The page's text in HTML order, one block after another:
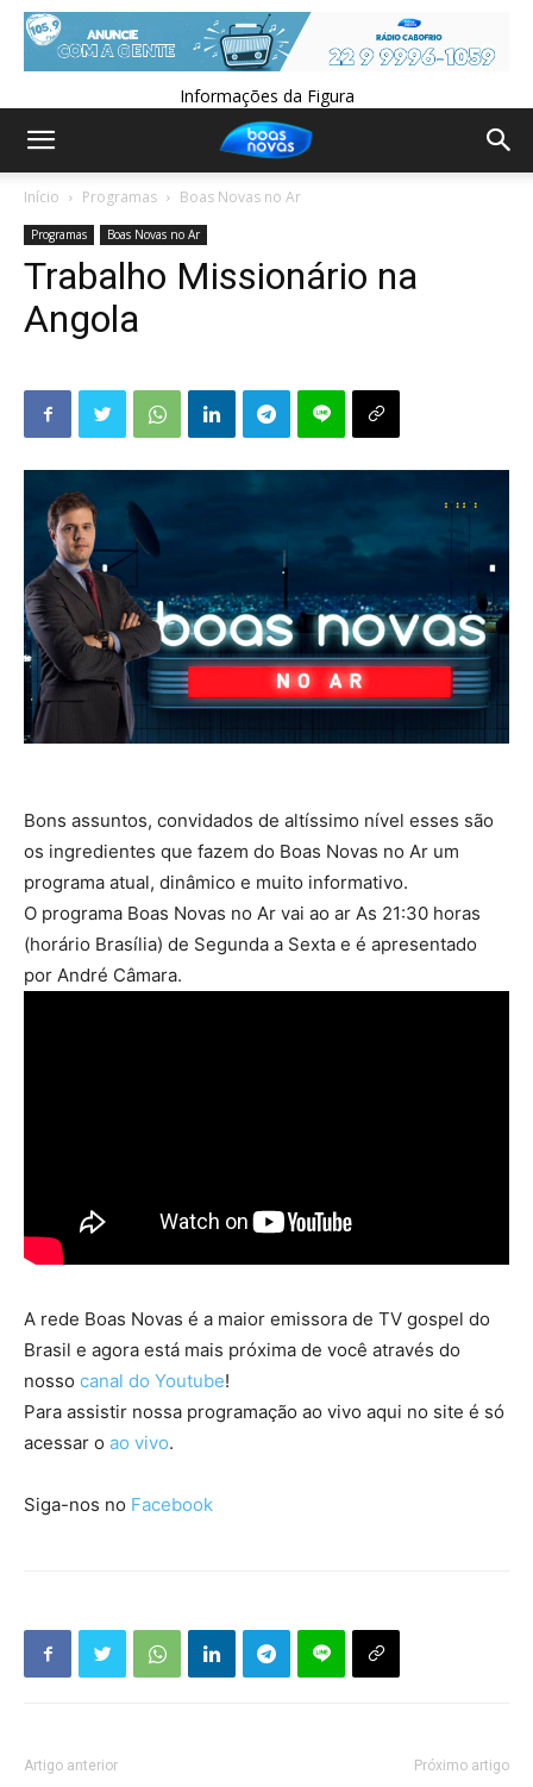
Informações da Figura
Início Programas Boas Novas no Ar
Programas Boas Novas no Ar
Trabalho Missionário na
Angola
Bons assuntos, convidados de altíssimo nível esses são
os ingredientes que fazem do Boas Novas no Ar um
programa atual, dinâmico e muito informativo.
O programa Boas Novas no Ar vai ao ar As 21:30 horas
(horário Brasília) de Segunda a Sexta e é apresentado
por André Câmara.
A rede Boas Novas é a maior emissora de TV gospel do
Brasil e agora está mais próxima de você através do
nosso canal do Youtube!
Para assistir nossa programação ao vivo aqui no site é só
acessar o ao vivo.
Siga-nos no Facebook
Artigo anterior Próximo artigo